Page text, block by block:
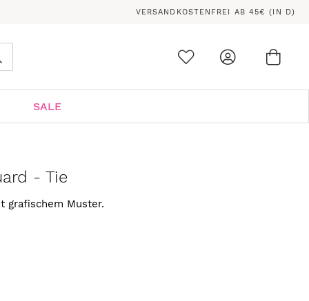
VERSANDKOSTENFREI AB 45€ (IN D)
SALE
- Tie
grafischem Muster.